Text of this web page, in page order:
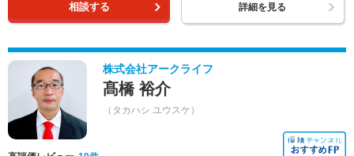
相談する 詳細を見る
株式会社アークライフ
髙橋 裕介
（タカハシ ユウスケ）